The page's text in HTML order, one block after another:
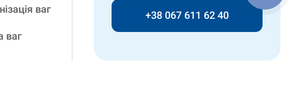
ваг
ваг
+38 067 611 62 40